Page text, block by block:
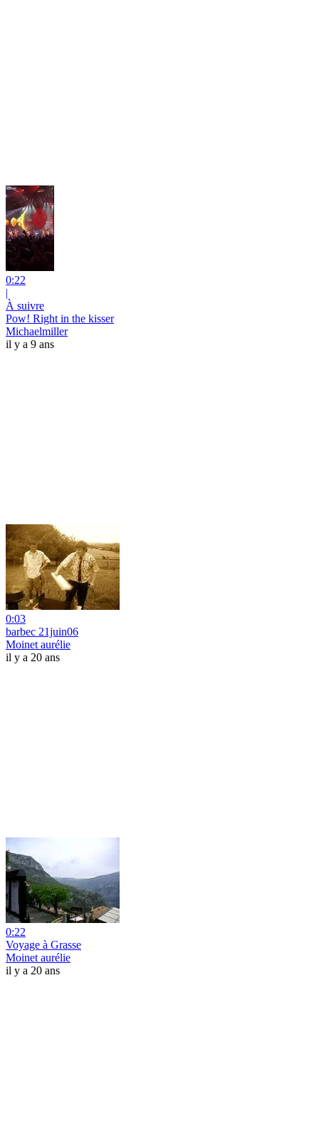
0:22
|
À suivre
Pow! Right in the kisser
Michaelmiller
il y a 9 ans
0:03
barbec 21juin06
Moinet aurélie
il y a 20 ans
0:22
Voyage à Grasse
Moinet aurélie
il y a 20 ans